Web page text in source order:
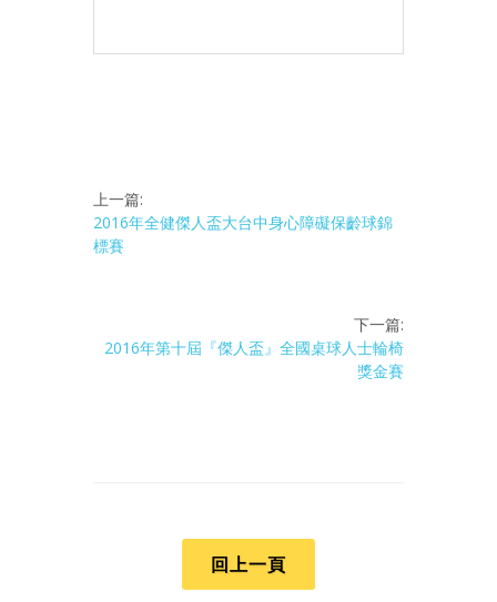
上一篇:
2016年全健傑人盃大台中身心障礙保齡球錦
標賽
下一篇:
2016年第十屆『傑人盃』全國桌球人士輪椅
獎金賽
回上一頁